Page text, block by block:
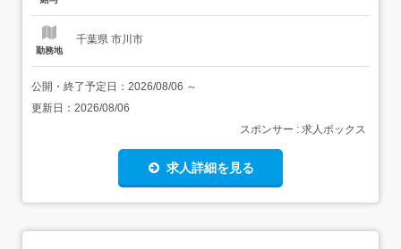
勤務地
千葉県 市川市
公開・終了予定日： 2026/08/06 ～
更新日： 2026/08/06
スポンサー : 求人ボックス
求人詳細を見る